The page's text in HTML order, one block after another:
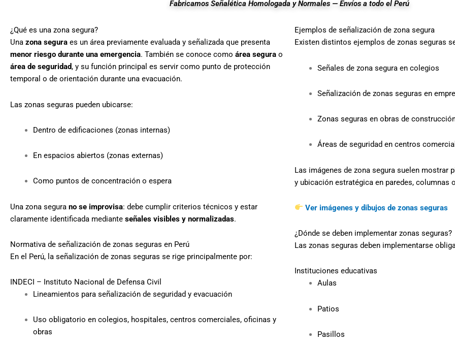
Fabricamos Señalética Homologada y Normales — Envíos a todo el Perú
¿Qué es una zona segura?
Una zona segura es un área previamente evaluada y señalizada que presenta
menor riesgo durante una emergencia. También se conoce como área segura o
área de seguridad, y su función principal es servir como punto de protección
temporal o de orientación durante una evacuación.
Las zonas seguras pueden ubicarse:
Dentro de edificaciones (zonas internas)
En espacios abiertos (zonas externas)
Como puntos de concentración o espera
Una zona segura no se improvisa: debe cumplir criterios técnicos y estar
claramente identificada mediante señales visibles y normalizadas.
Normativa de señalización de zonas seguras en Perú
En el Perú, la señalización de zonas seguras se rige principalmente por:
INDECI – Instituto Nacional de Defensa Civil
Lineamientos para señalización de seguridad y evacuación
Uso obligatorio en colegios, hospitales, centros comerciales, oficinas y
obras
Ejemplos de señalización de zona segura
Existen distintos ejemplos de zonas seguras
Señales de zona segura en colegios
Señalización de zonas seguras en
Zonas seguras en obras de
Áreas de seguridad en centros
Las imágenes de zona segura suelen
y ubicación estratégica en paredes, columnas
Ver imágenes y dibujos de zonas seguras
¿Dónde se deben implementar zonas seguras?
Las zonas seguras deben implementarse
Instituciones educativas
Aulas
Patios
Pasillos